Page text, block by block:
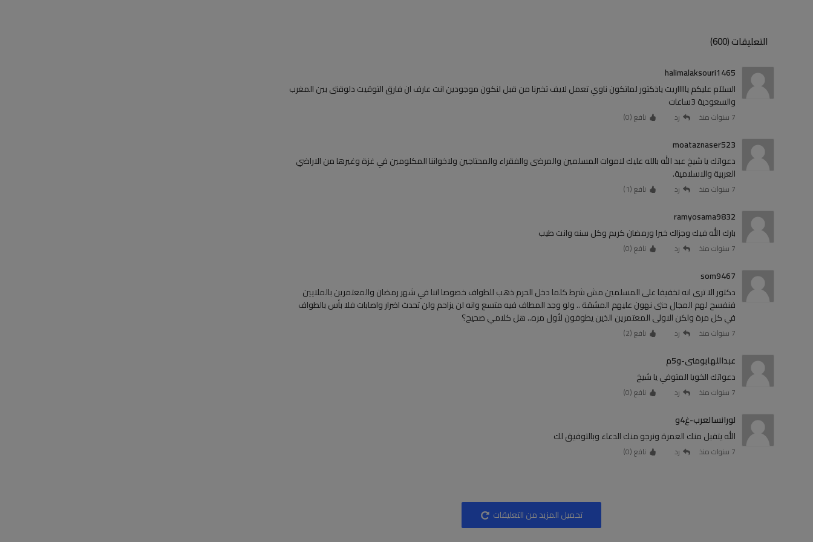
التعليقات (600)
halimalaksouri1465
السلآم عليكم ياااااريت ياذكتور لماتكون ناوي تعمل لايف تخبرنا من قبل لنكون موجودين انت عارف ان فارق التوقيت دلوقتى بين المغرب
والسعودية 3ساعات
7 سنوات منذ رد نافع (0
)
moataznaser523
دعواتك يا شيخ عبد الله بالله عليك لاموات المسلمين والمرضى والفقراء والمحتاجين ولاخواننا المكلومين في غزة وغيرها من الاراضي
العربية والاسلامية.
7 سنوات منذ رد نافع (1
)
ramyosama9832
بارك الله فيك وجزاك خيرا ورمضان كريم وكل سنه وانت طيب
7 سنوات منذ رد نافع (0
)
som9467
دكتور الا ترى انه تخفيفا على المسلمين مش شرط كلما دخل الحرم ذهب للطواف خصوصا اننا في شهر رمضان والمعتمرين بالملايين
فنفسح لهم المجال حتى نهون عليهم المشقة .. ولو وجد المطاف فيه متسع وانه لن يزاحم ولن تحدث اضرار واصابات فلا بأس بالطواف
في كل مرة ولكن الاولى المعتمرين الذين يطوفون لأول مره.. هل كلامي صحيح؟
7 سنوات منذ رد نافع (2
)
عبداللهابومنى-و5م
دعواتك الخويا المتوفي يا شيخ
7 سنوات منذ رد نافع (0
)
لورانسالعرب-غ4و
الله يتقبل منك العمرة ونرجو منك الدعاء وبالتوفيق لك
7 سنوات منذ رد نافع (0
)
تحميل المزيد من التعليقات